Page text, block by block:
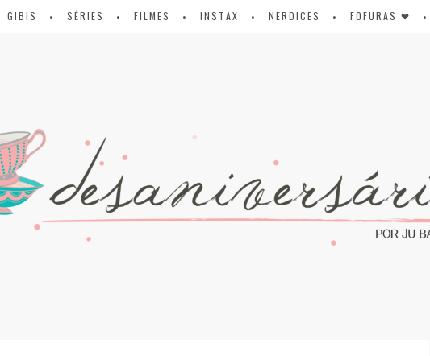
GIBIS SÉRIES FILMES INSTAX NERDICES FOFURAS ❤